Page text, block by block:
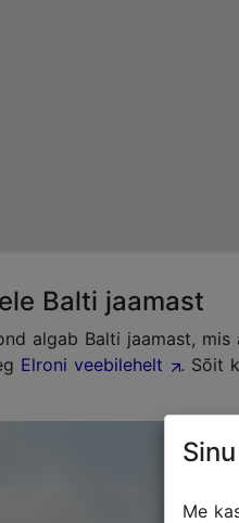
Balti jaamast
algab Balti jaamast,
Elroni veebilehelt
. Sõit
Me